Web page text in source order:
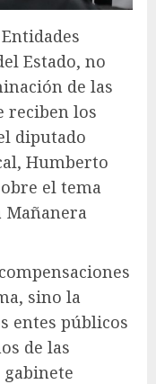
Estado, no
de las
reciben los
diputado
Humberto
el tema
Mañanera
sino la
entes públicos
de las